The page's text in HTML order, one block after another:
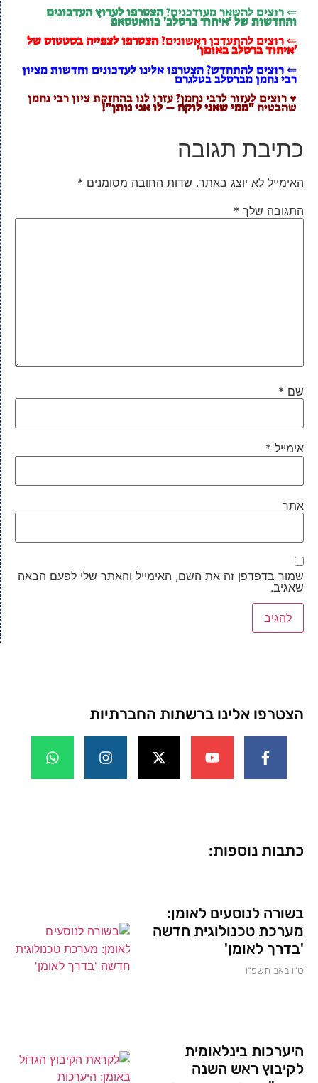
⇐ רוצים להשאר מעודכנים?הצטרפו לערוץ העדכונים
והחדשות של 'איחוד ברסלב' בוואטסאפ
⇐ רוצים להתעדכן ראשונים?הצטרפו לצפייה בסטטוס של
'איחוד ברסלב באומן'
⇐ רוצים להתחדש? הצטרפו אלינו לעדכונים וחדשות מציון
רבי נחמן מברסלב בטלגרם
♥ רוצים לעזור לרבי נחמן? עזרו לנו בהחזקת ציון רבי נחמן
שהבטיח"ממי שאני לוקח – לו אני נותן"!
כתיבת תגובה
האימייל לא יוצג באתר. שדות החובה מסומנים *
התגובה שלך *
שם *
אימייל *
אתר
שמור בדפדפן זה את השם, האימייל והאתר שלי לפעם הבאה
שאגיב.
הצטרפו אלינו ברשתות החברתיות
כתבות נוספות:
בשורה לנוסעים לאומן:
מערכת טכנולוגית חדשה
'בדרך לאומן'
ט״ו באב תשפ״ו
היערכות בינלאומית
לקיבוץ ראש השנה